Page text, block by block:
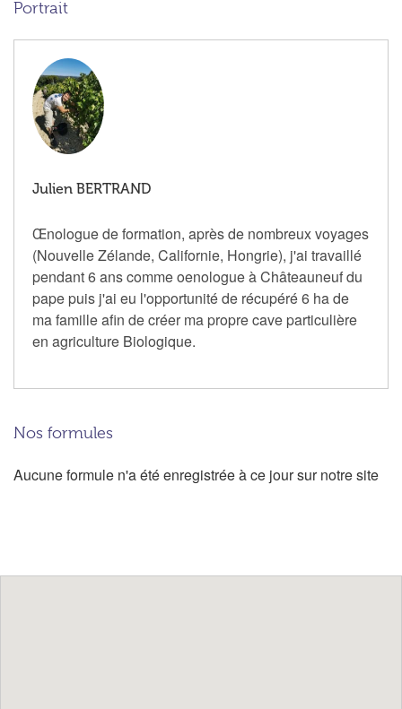
Portrait
Julien BERTRAND
Œnologue de formation, après de nombreux voyages
(Nouvelle Zélande, Californie, Hongrie), j'ai travaillé
pendant 6 ans comme oenologue à Châteauneuf du
pape puis j'ai eu l'opportunité de récupéré 6 ha de
ma famille afin de créer ma propre cave particulière
en agriculture Biologique.
Nos formules
Aucune formule n'a été enregistrée à ce jour sur notre site